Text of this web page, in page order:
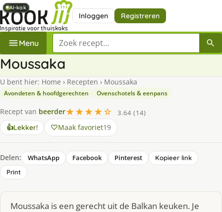
Inloggen Registreren
Menu Zoek een recept
Moussaka
U bent hier: Home › Recepten › Moussaka
Avondeten & hoofdgerechten Ovenschotels & eenpans
Recept van beerder★★★★☆
3.64 (14)
👍Lekker! Maak favoriet19
Delen: WhatsApp Facebook Pinterest
Kopieer link
Print
Moussaka is een gerecht uit de Balkan keuken. Je
AI-kok
AI-kok
AI-kok
AI-kok
AI-kok
AI-kok
AI-kok